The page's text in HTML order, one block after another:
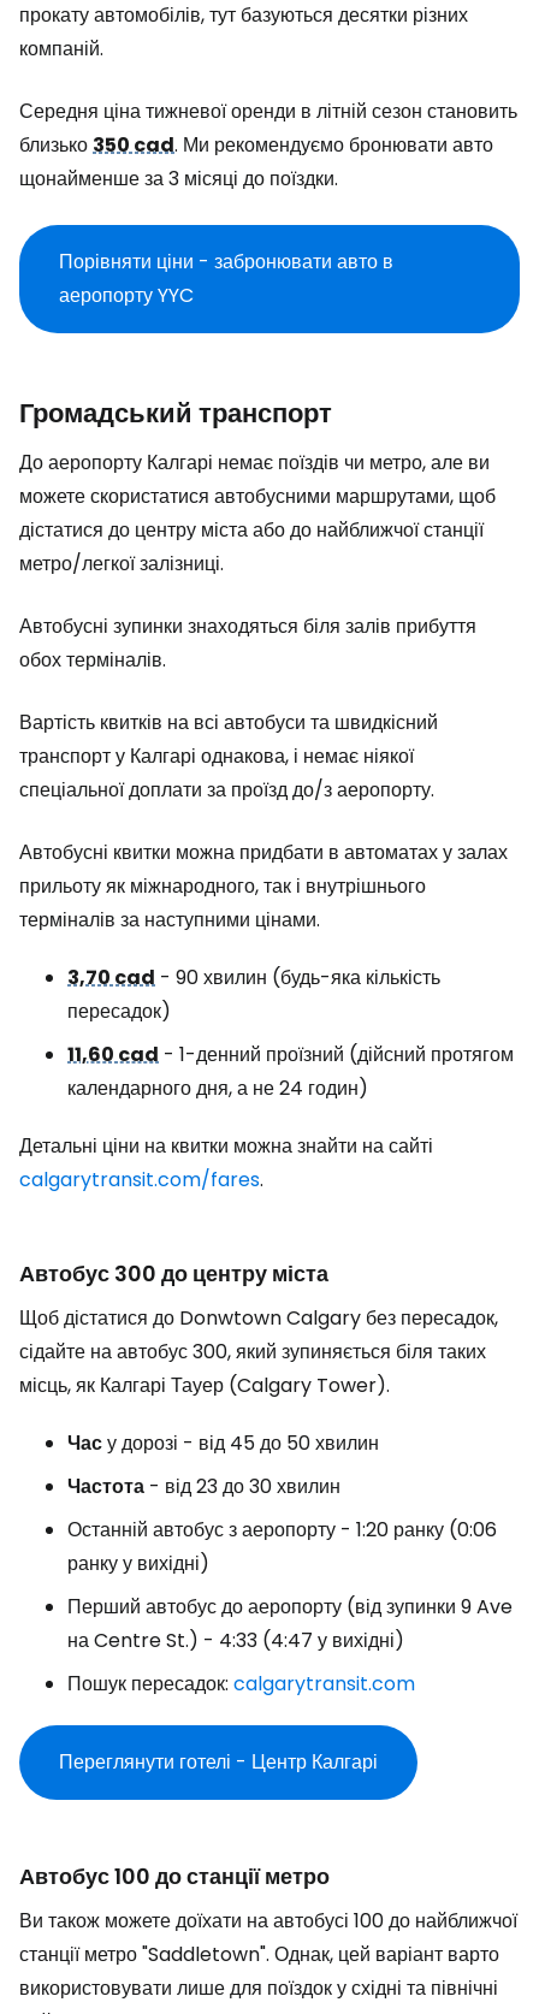
прокату автомобілів, тут базуються десятки різних
компаній.
Середня ціна тижневої оренди в літній сезон становить
близько350 cad. Ми рекомендуємо бронювати авто
щонайменше за 3 місяці до поїздки.
Порівняти ціни - забронювати авто в
аеропорту YYC
Громадський транспорт
До аеропорту Калгарі немає поїздів чи метро, але ви
можете скористатися автобусними маршрутами, щоб
дістатися до центру міста або до найближчої станції
метро/легкої залізниці.
Автобусні зупинки знаходяться біля залів прибуття
обох терміналів.
Вартість квитків на всі автобуси та швидкісний
транспорт у Калгарі однакова, і немає ніякої
спеціальної доплати за проїзд до/з аеропорту.
Автобусні квитки можна придбати в автоматах у залах
прильоту як міжнародного, так і внутрішнього
терміналів за наступними цінами.
3,70 cad - 90 хвилин (будь-яка кількість
пересадок)
11,60 cad - 1-денний проїзний (дійсний протягом
календарного дня, а не 24 годин)
Детальні ціни на квитки можна знайти на сайті
calgarytransit.com/fares.
Автобус 300 до центру міста
Щоб дістатися до Donwtown Calgary без пересадок,
сідайте на автобус 300, який зупиняється біля таких
місць, як Калгарі Тауер (Calgary Tower).
Часу дорозі - від 45 до 50 хвилин
Частота - від 23 до 30 хвилин
Останній автобус з аеропорту - 1:20 ранку (0:06
ранку у вихідні)
Перший автобус до аеропорту (від зупинки 9 Ave
на Centre St.) - 4:33 (4:47 у вихідні)
Пошук пересадок: calgarytransit.com
Переглянути готелі - Центр Калгарі
Автобус 100 до станції метро
Ви також можете доїхати на автобусі 100 до найближчої
станції метро "Saddletown". Однак, цей варіант варто
використовувати лише для поїздок у східні та північні